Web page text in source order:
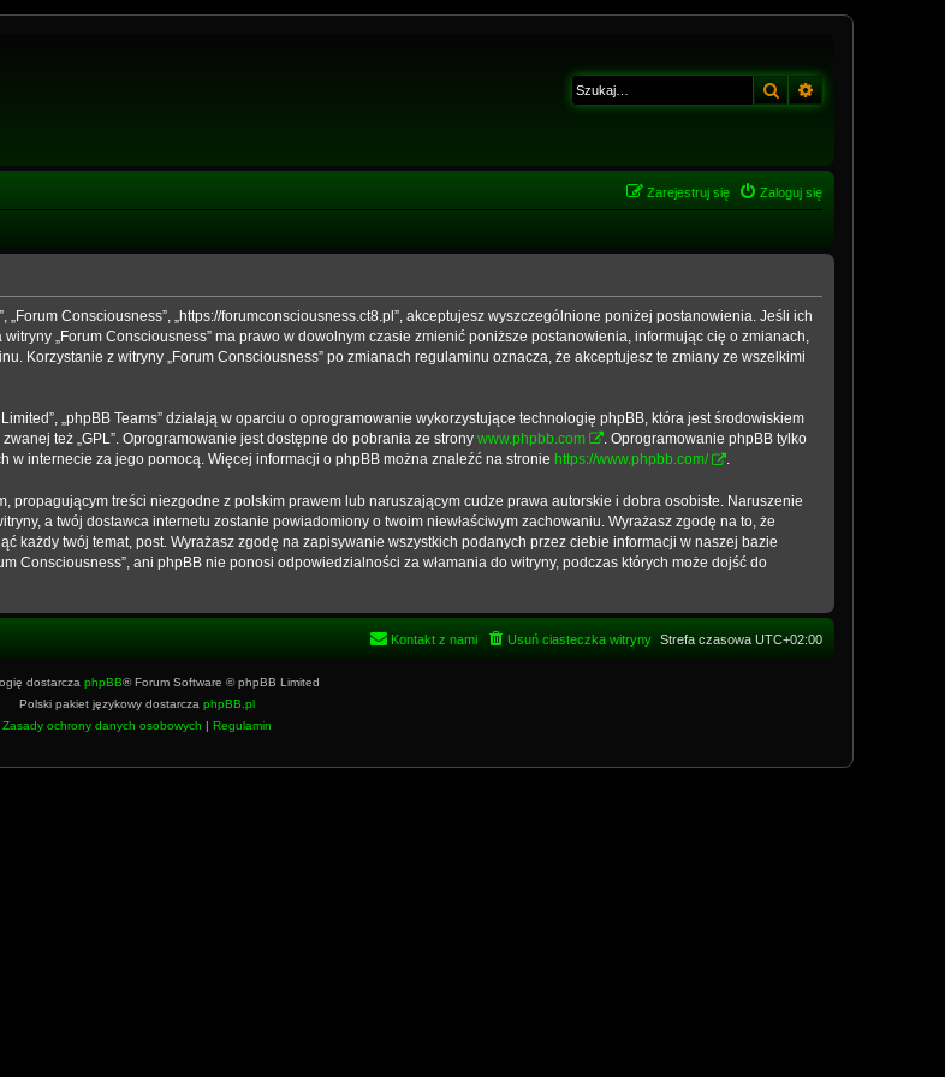
Szukaj
Zaloguj się
Zarejestruj się
„Forum Consciousness”, „https://forumconsciousness.ct8.pl”, akceptujesz wyszczególnione poniżej postanowienia. Jeśli ich
„Forum Consciousness” ma prawo w dowolnym czasie zmienić poniższe postanowienia, informując cię o zmianach,
Korzystanie z witryny „Forum Consciousness” po zmianach regulaminu oznacza, że akceptujesz te zmiany ze wszelkimi
Limited”, „phpBB Teams” działają w oparciu o oprogramowanie wykorzystujące technologię phpBB, która jest środowiskiem
zwanej też „GPL”. Oprogramowanie jest dostępne do pobrania ze strony www.phpbb.com
. Oprogramowanie phpBB tylko
w internecie za jego pomocą. Więcej informacji o phpBB można znaleźć na stronie https://www.phpbb.com/ .
treści niezgodne z polskim prawem lub naruszającym cudze prawa autorskie i dobra osobiste. Naruszenie
a twój dostawca internetu zostanie powiadomiony o twoim niewłaściwym zachowaniu. Wyrażasz zgodę na to, że
każdy twój temat, post. Wyrażasz zgodę na zapisywanie wszystkich podanych przez ciebie informacji w naszej bazie
Consciousness”, ani phpBB nie ponosi odpowiedzialności za włamania do witryny, podczas których może dojść do
Strefa czasowa UTC+02:00
Usuń ciasteczka witryny
Kontakt z nami
dostarcza phpBB® Forum Software © phpBB Limited
Polski pakiet językowy dostarcza phpBB.pl
Zasady ochrony danych osobowych | Regulamin